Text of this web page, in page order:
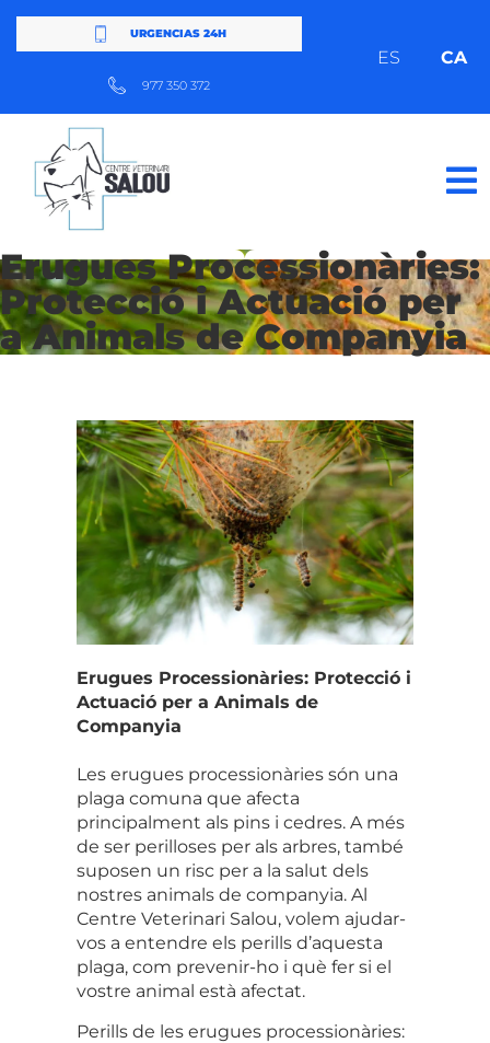
ES CA
URGENCIAS 24H
977 350 372
Erugues Processionàries:
Protecció i Actuació per
a Animals de Companyia
Erugues Processionàries: Protecció i
Actuació per a Animals de
Companyia
Les erugues processionàries són una
plaga comuna que afecta
principalment als pins i cedres. A més
de ser perilloses per als arbres, també
suposen un risc per a la salut dels
nostres animals de companyia. Al
Centre Veterinari Salou, volem ajudar-
vos a entendre els perills d’aquesta
plaga, com prevenir-ho i què fer si el
vostre animal està afectat.
Perills de les erugues processionàries: